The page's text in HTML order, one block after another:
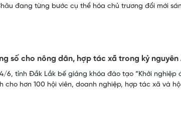
đang từng bước cụ thể hóa chủ trương đổi mới
số cho nông dân, hợp tác xã trong kỷ nguyên
6, tỉnh Đắk Lắk bế giảng khóa đào tạo “Khởi nghiệp
cho hơn 100 hội viên, doanh nghiệp, hợp tác xã và